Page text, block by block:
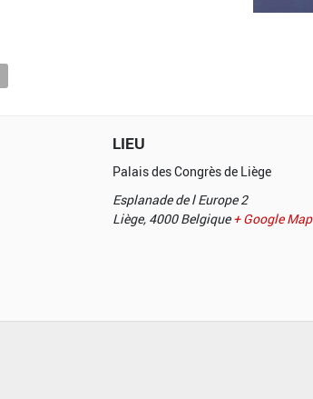
LIEU
Palais des Congrès de Liège
Esplanade de l Europe 2
Liège, 4000 Belgique + Google Map